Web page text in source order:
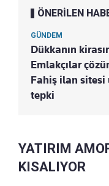
ÖNERİLEN
GÜNDEM
Dükkanın
Emlakçılar
Fahiş ilan sitesi
tepki
YATIRIM
KISALIYOR